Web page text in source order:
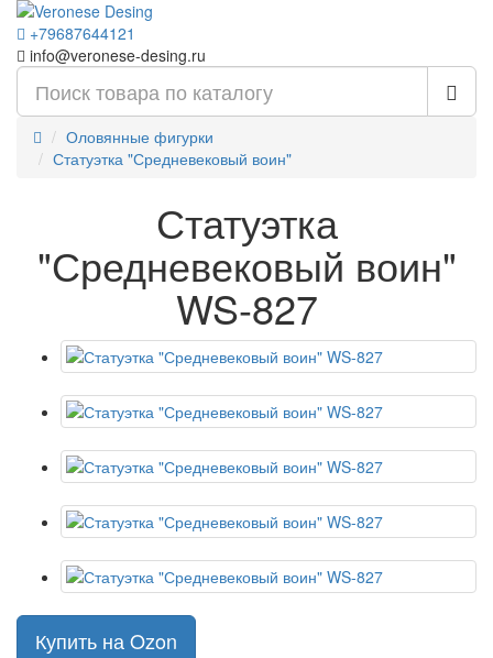
+79687644121
info@veronese-desing.ru
Оловянные фигурки
Статуэтка "Средневековый воин"
Статуэтка
"Средневековый воин"
WS-827
Купить на Ozon